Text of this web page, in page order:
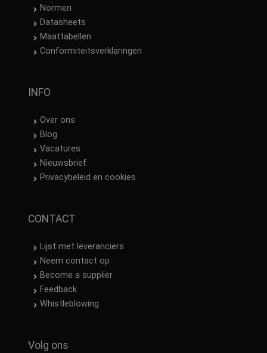
Normen
Datasheets
Maattabellen
Conformiteitsverklaringen
INFO
Over ons
Blog
Vacatures
Nieuwsbrief
Privacybeleid en cookies
CONTACT
Lijst met leveranciers
Neem contact op
Become a supplier
Feedback
Whistleblowing
Volg ons